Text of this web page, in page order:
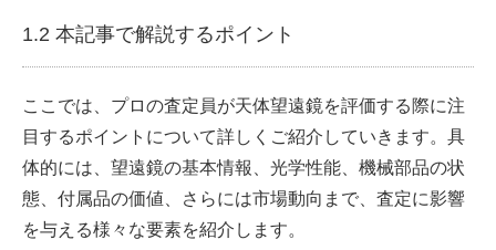
1.2 本記事で解説するポイント
ここでは、プロの査定員が天体望遠鏡を評価する際に注
目するポイントについて詳しくご紹介していきます。具
体的には、望遠鏡の基本情報、光学性能、機械部品の状
態、付属品の価値、さらには市場動向まで、査定に影響
を与える様々な要素を紹介します。